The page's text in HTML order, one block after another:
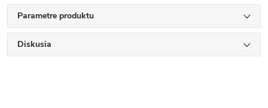
Parametre produktu
Diskusia